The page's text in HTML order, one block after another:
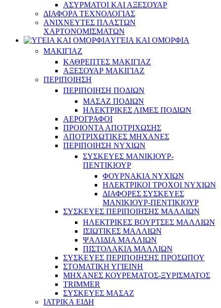
ΑΣΥΡΜΑΤΟΙ ΚΑΙ ΑΞΕΣΟΥΑΡ
ΔΙΑΦΟΡΑ ΤΕΧΝΟΛΟΓΙΑΣ
ΑΝΙΧΝΕΥΤΕΣ ΠΛΑΣΤΩΝ
ΧΑΡΤΟΝΟΜΙΣΜΑΤΩΝ
ΥΓΕΙΑ ΚΑΙ ΟΜΟΡΦΙΑ
ΜΑΚΙΓΙΑΖ
ΚΑΘΡΕΠΤΕΣ ΜΑΚΙΓΙΑΖ
ΑΞΕΣΟΥΑΡ ΜΑΚΙΓΙΑΖ
ΠΕΡΙΠΟΙΗΣΗ
ΠΕΡΙΠΟΙΗΣΗ ΠΟΔΙΩΝ
ΜΑΣΑΖ ΠΟΔΙΩΝ
ΗΛΕΚΤΡΙΚΕΣ ΛΙΜΕΣ ΠΟΔΙΩΝ
ΑΕΡΟΓΡΑΦΟΙ
ΠΡΟΙΟΝΤΑ ΑΠΟΤΡΙΧΩΣΗΣ
ΑΠΟΤΡΙΧΩΤΙΚΕΣ ΜΗΧΑΝΕΣ
ΠΕΡΙΠΟΙΗΣΗ ΝΥΧΙΩΝ
ΣΥΣΚΕΥΕΣ ΜΑΝΙΚΙΟΥΡ-
ΠΕΝΤΙΚΙΟΥΡ
ΦΟΥΡΝΑΚΙΑ ΝΥΧΙΩΝ
ΗΛΕΚΤΡΙΚΟΙ ΤΡΟΧΟΙ ΝΥΧΙΩΝ
ΔΙΑΦΟΡΕΣ ΣΥΣΚΕΥΕΣ
ΜΑΝΙΚΙΟΥΡ-ΠΕΝΤΙΚΙΟΥΡ
ΣΥΣΚΕΥΕΣ ΠΕΡΙΠΟΙΗΣΗΣ ΜΑΛΛΙΩΝ
ΗΛΕΚΤΡΙΚΕΣ ΒΟΥΡΤΣΕΣ ΜΑΛΛΙΩΝ
ΙΣΙΩΤΙΚΕΣ ΜΑΛΛΙΩΝ
ΨΑΛΙΔΙΑ ΜΑΛΛΙΩΝ
ΠΙΣΤΟΛΑΚΙΑ ΜΑΛΛΙΩΝ
ΣΥΣΚΕΥΕΣ ΠΕΡΙΠΟΙΗΣΗΣ ΠΡΟΣΩΠΟΥ
ΣΤΟΜΑΤΙΚΗ ΥΓΙΕΙΝΗ
ΜΗΧΑΝΕΣ ΚΟΥΡΕΜΑΤΟΣ-ΞΥΡΙΣΜΑΤΟΣ
TRIMMER
ΣΥΣΚΕΥΕΣ ΜΑΣΑΖ
ΙΑΤΡΙΚΑ ΕΙΔΗ